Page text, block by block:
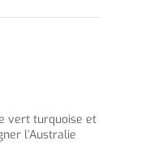
vert turquoise et
l’Australie